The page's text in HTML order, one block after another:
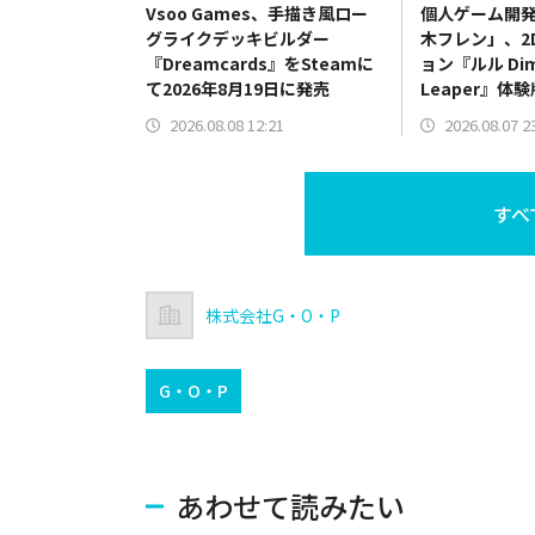
Vsoo Games、手描き風ロー
グライクデッキビルダー
『Dreamcards』をSteamに
て2026年8月19日に発売
2026.08.08 12:21
個人ゲーム開
木フレン」、
ョン『ルル
Leaper』体験
2026.08.07
す
株式会社G・O・P
G・O・P
あわせて読みたい